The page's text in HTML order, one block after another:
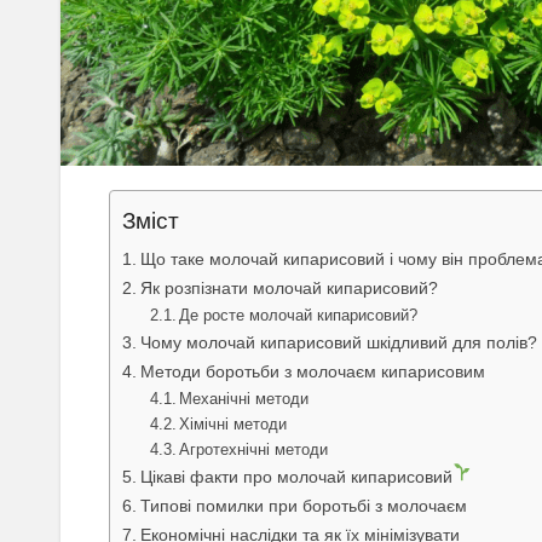
Зміст
Що таке молочай кипарисовий і чому він
Як розпізнати молочай кипарисовий?
Де росте молочай кипарисовий?
Чому молочай кипарисовий шкідливий для полів?
Методи боротьби з молочаєм кипарисовим
Механічні методи
Хімічні методи
Агротехнічні методи
Цікаві факти про молочай кипарисовий
Типові помилки при боротьбі з молочаєм
Економічні наслідки та як їх мінімізувати